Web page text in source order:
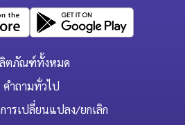
ตภัณฑ์ทั้งหมด
คำถามทั่วไป
ารเปลี่ยนแปลง/ยกเลิก